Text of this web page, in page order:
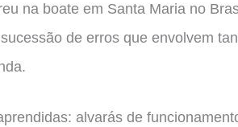
na boate em Santa Maria no
de erros que envolvem
alvarás de